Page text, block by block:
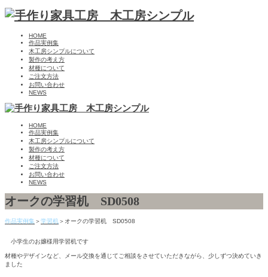
HOME
作品実例集
木工房シンプルについて
製作の考え方
材種について
ご注文方法
お問い合わせ
NEWS
HOME
作品実例集
木工房シンプルについて
製作の考え方
材種について
ご注文方法
お問い合わせ
NEWS
オークの学習机 SD0508
作品実例集＞学習机＞オークの学習机 SD0508
小学生のお嬢様用学習机です
材種やデザインなど、メール交換を通じてご相談をさせていただきながら、少しずつ決めていき
ました